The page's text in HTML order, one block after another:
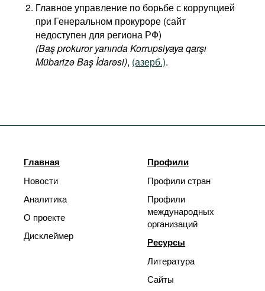
Главное управление по борьбе с коррупцией
при Генеральном прокуроре (сайт
недоступен для региона РФ)
(Baş prokuror yanında Korrupsiyaya qarşı
Mübarizə Baş İdarəsi), (азерб.).
Главная
Новости
Аналитика
О проекте
Дисклеймер
Профили
Профили стран
Профили
международных
организаций
Ресурсы
Литература
Сайты